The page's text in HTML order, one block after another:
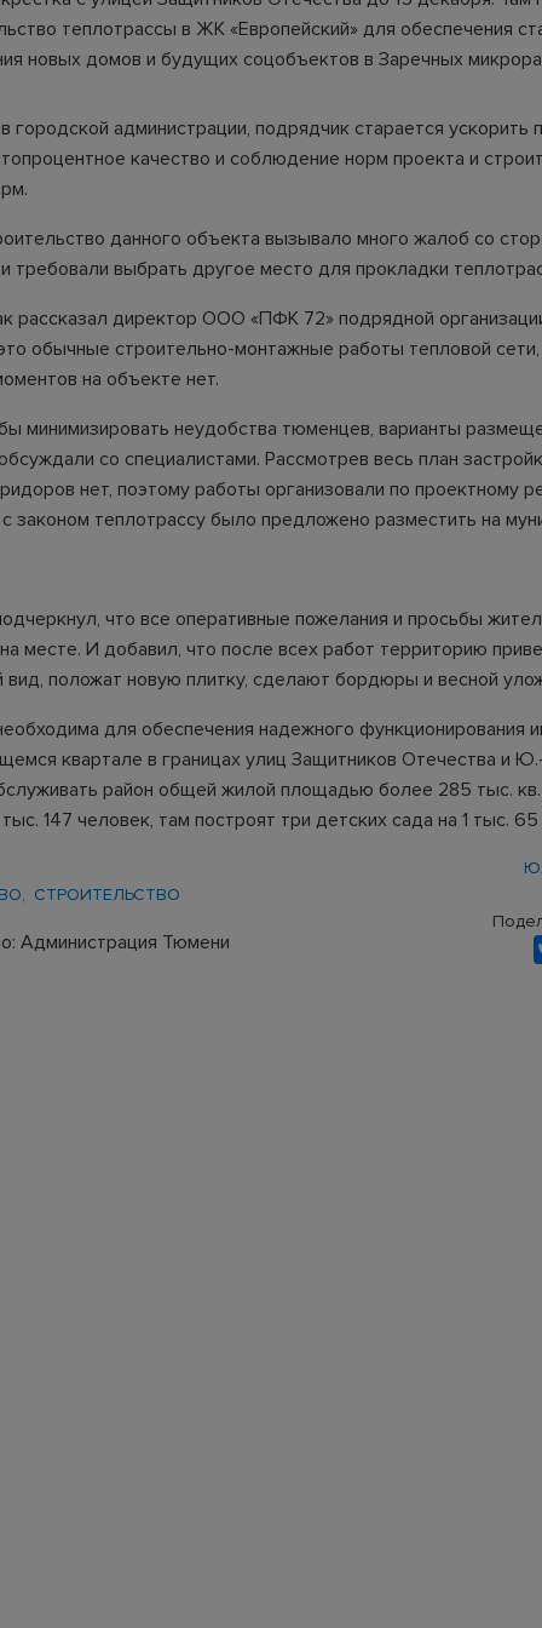
теплотрассы в ЖК «Европейский» для обеспечения
новых домов и будущих соцобъектов в Заречных
городской администрации, подрядчик старается ускорить
качество и соблюдение норм проекта и
данного объекта вызывало много жалоб со
требовали выбрать другое место для прокладки
рассказал директор ООО «ПФК 72» подрядной
обычные строительно-монтажные работы тепловой
на объекте нет.
минимизировать неудобства тюменцев, варианты
со специалистами. Рассмотрев весь план
нет, поэтому работы организовали по проектному
законом теплотрассу было предложено разместить на
что все оперативные пожелания и просьбы
месте. И добавил, что после всех работ территорию
вид, положат новую плитку, сделают бордюры и весной
для обеспечения надежного функционирования
квартале в границах улиц Защитников Отечества и
район общей жилой площадью более 285 тыс.
147 человек, там построят три детских сада на 1 тыс.
СТРОИТЕЛЬСТВО
Администрация Тюмени